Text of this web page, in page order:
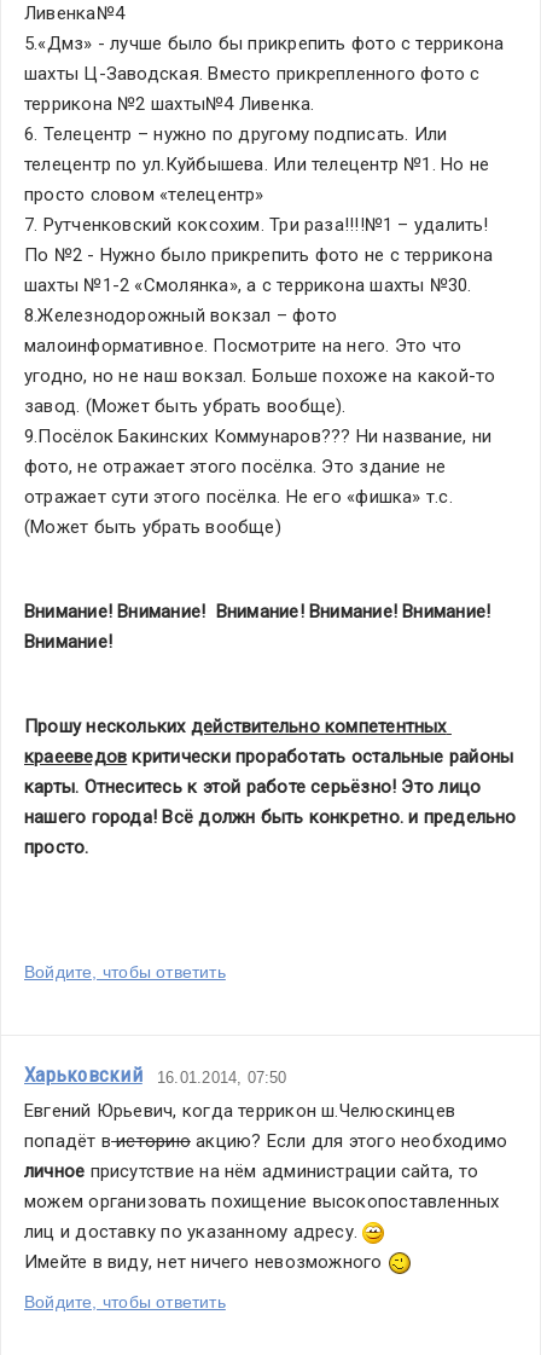
Ливенка№4
5.«Дмз» - лучше было бы прикрепить фото с террикона
шахты Ц-Заводская. Вместо прикрепленного фото с
террикона №2 шахты№4 Ливенка.
6. Телецентр – нужно по другому подписать. Или
телецентр по ул.Куйбышева. Или телецентр №1. Но не
просто словом «телецентр»
7. Рутченковский коксохим. Три раза!!!!№1 – удалить!
По №2 - Нужно было прикрепить фото не с террикона
шахты №1-2 «Смолянка», а с террикона шахты №30.
8.Железнодорожный вокзал – фото
малоинформативное. Посмотрите на него. Это что
угодно, но не наш вокзал. Больше похоже на какой-то
завод. (Может быть убрать вообще).
9.Посёлок Бакинских Коммунаров??? Ни название, ни
фото, не отражает этого посёлка. Это здание не
отражает сути этого посёлка. Не его «фишка» т.с.
(Может быть убрать вообще)
Внимание! Внимание!  Внимание! Внимание! Внимание!
Внимание!
Прошу нескольких действительно компетентных
краееведов критически проработать остальные районы
карты. Отнеситесь к этой работе серьёзно! Это лицо
нашего города! Всё должн быть конкретно. и предельно
просто.
Войдите, чтобы ответить
Харьковский 16.01.2014, 07:50
Евгений Юрьевич, когда террикон ш.Челюскинцев
попадёт в историю
личное присутствие на нём администрации сайта, то
можем организовать похищение высокопоставленных
лиц и доставку по указанному адресу.
Имейте в виду, нет ничего невозможного
Войдите, чтобы ответить